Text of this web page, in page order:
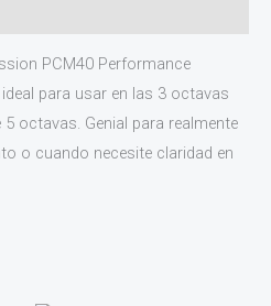
PCM40 Performance
para usar en las 3 octavas
octavas. Genial para realmente
o cuando necesite claridad en